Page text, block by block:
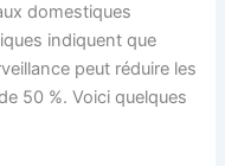
domestiques
indiquent que
peut réduire les
50 %. Voici quelques